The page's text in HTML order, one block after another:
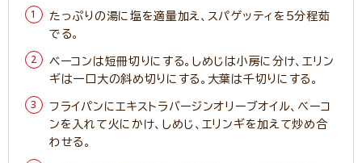
たっぷりの湯に塩を適量加え、スパゲッティを5分程茹
でる。
ベーコンは短冊切りにする。しめじは小房に分け、エリン
ギは一口大の斜め切りにする。大葉は千切りにする。
フライパンにエキストラバージンオリーブオイル、べーコ
ンを入れて火にかけ、しめじ、エリンギを加えて炒め合
わせる。